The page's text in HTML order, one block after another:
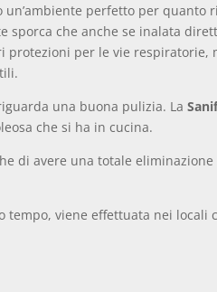
perfetto per quanto
che anche se inalata
per le vie respiratorie,
una buona pulizia. La
che si ha in cucina.
di avere una totale
tempo, viene effettuata nei locali